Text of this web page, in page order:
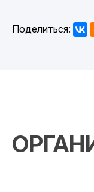
Поделиться: